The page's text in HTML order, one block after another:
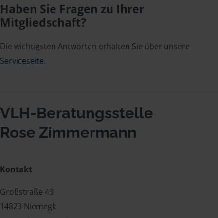
Haben Sie Fragen zu Ihrer
Mitgliedschaft?
Die wichtigsten Antworten erhalten Sie über unsere
Serviceseite.
VLH-Beratungsstelle
Rose Zimmermann
Kontakt
Großstraße 49
14823 Niemegk